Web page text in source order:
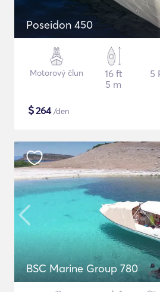
Poseidon 450
Motorový člun
16 ft
5 m
5
$264/den
BSC Marine Group 780